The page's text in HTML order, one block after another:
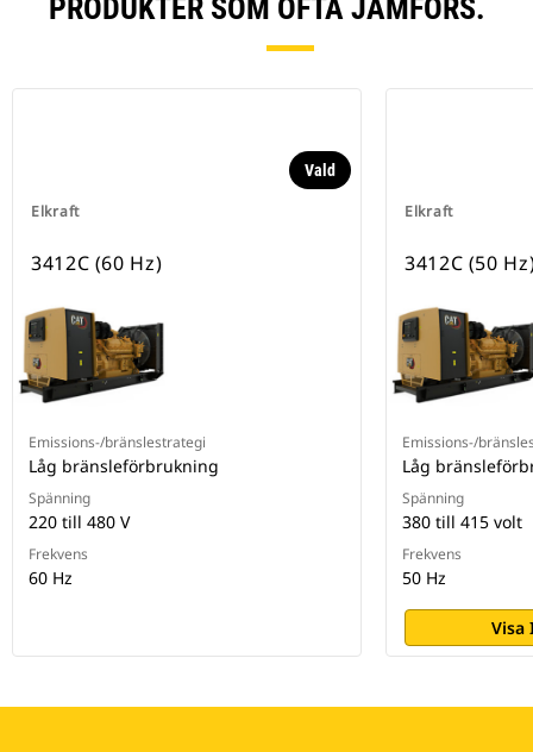
PRODUKTER SOM OFTA JÄMFÖRS.
Elkraft
Vald
3412C (60 Hz)
Emissions-/bränslestrategi
Låg bränsleförbrukning
Spänning
220 till 480 V
Frekvens
60 Hz
Elkraft
3412C (50
Emissions-/
Låg
Spänning
380 till 415 volt
Frekvens
50 Hz
Visa